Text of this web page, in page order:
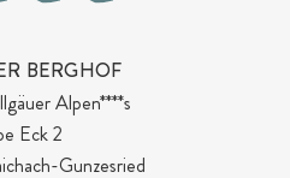
BERGHOF
Alpen****s
Eck 2
Gunzesried